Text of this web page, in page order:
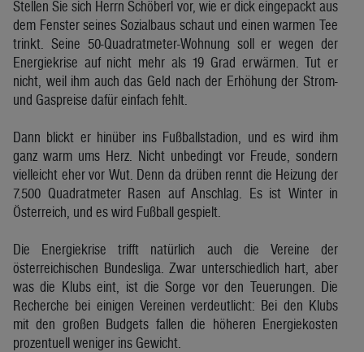
Stellen Sie sich Herrn Schöberl vor, wie er dick eingepackt aus
dem Fenster seines Sozialbaus schaut und einen warmen Tee
trinkt. Seine 50-Quadratmeter-Wohnung soll er wegen der
Energiekrise auf nicht mehr als 19 Grad erwärmen. Tut er
nicht, weil ihm auch das Geld nach der Erhöhung der Strom-
und Gaspreise dafür einfach fehlt.
Dann blickt er hinüber ins Fußballstadion, und es wird ihm
ganz warm ums Herz. Nicht unbedingt vor Freude, sondern
vielleicht eher vor Wut. Denn da drüben rennt die Heizung der
7.500 Quadratmeter Rasen auf Anschlag. Es ist Winter in
Österreich, und es wird Fußball gespielt.
Die Energiekrise trifft natürlich auch die Vereine der
österreichischen Bundesliga. Zwar unterschiedlich hart, aber
was die Klubs eint, ist die Sorge vor den Teuerungen. Die
Recherche bei einigen Vereinen verdeutlicht: Bei den Klubs
mit den großen Budgets fallen die höheren Energiekosten
prozentuell weniger ins Gewicht.